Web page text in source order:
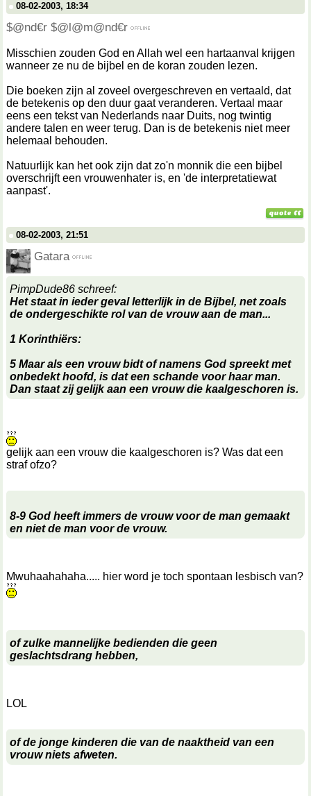
08-02-2003, 18:34
$@nd€r $@l@m@nd€r
Misschien zouden God en Allah wel een hartaanval krijgen
wanneer ze nu de bijbel en de koran zouden lezen.
Die boeken zijn al zoveel overgeschreven en vertaald, dat
de betekenis op den duur gaat veranderen. Vertaal maar
eens een tekst van Nederlands naar Duits, nog twintig
andere talen en weer terug. Dan is de betekenis niet meer
helemaal behouden.
Natuurlijk kan het ook zijn dat zo'n monnik die een bijbel
overschrijft een vrouwenhater is, en 'de interpretatiewat
aanpast'.
08-02-2003, 21:51
Gatara
PimpDude86 schreef:
Het staat in ieder geval letterlijk in de Bijbel, net zoals
de ondergeschikte rol van de vrouw aan de man...
1 Korinthiërs:
5 Maar als een vrouw bidt of namens God spreekt met
onbedekt hoofd, is dat een schande voor haar man.
Dan staat zij gelijk aan een vrouw die kaalgeschoren is.
gelijk aan een vrouw die kaalgeschoren is? Was dat een
straf ofzo?
8-9 God heeft immers de vrouw voor de man gemaakt
en niet de man voor de vrouw.
Mwuhaahahaha..... hier word je toch spontaan lesbisch van?
of zulke mannelijke bedienden die geen
geslachtsdrang hebben,
LOL
of de jonge kinderen die van de naaktheid van een
vrouw niets afweten.